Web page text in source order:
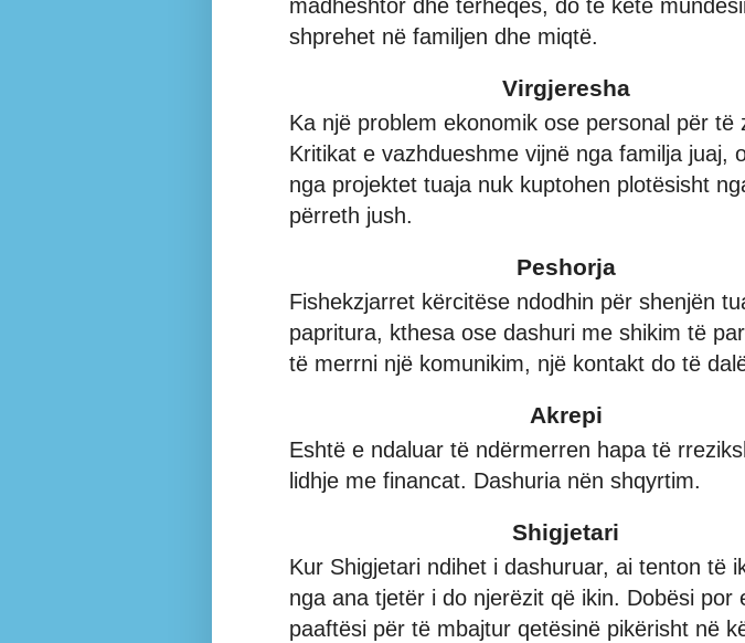
madhështor dhe tërheqës, do të ketë
shprehet në familjen dhe miqtë.
Virgjeresha
Ka një problem ekonomik ose personal për të
Kritikat e vazhdueshme vijnë nga familja juaj,
nga projektet tuaja nuk kuptohen plotësisht
përreth jush.
Peshorja
Fishekzjarret kërcitëse ndodhin për shenjën
papritura, kthesa ose dashuri me shikim të
të merrni një komunikim, një kontakt do të
Akrepi
Eshtë e ndaluar të ndërmerren hapa të
lidhje me financat. Dashuria nën shqyrtim.
Shigjetari
Kur Shigjetari ndihet i dashuruar, ai tenton të
nga ana tjetër i do njerëzit që ikin. Dobësi por
paaftësi për të mbajtur qetësinë pikërisht në